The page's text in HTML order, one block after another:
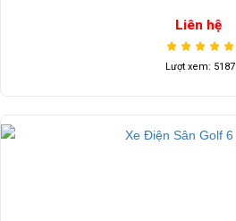
Liên hệ
Lượt xem: 5187